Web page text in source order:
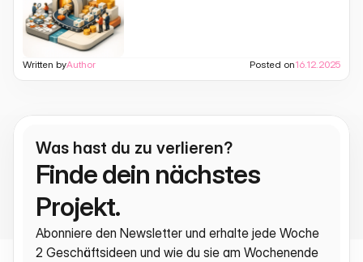
Written byAuthor Posted on16.12.2025
Was hast du zu verlieren?
Finde dein nächstes
Projekt.
Abonniere den Newsletter und erhalte jede Woche
2 Geschäftsideen und wie du sie am Wochenende